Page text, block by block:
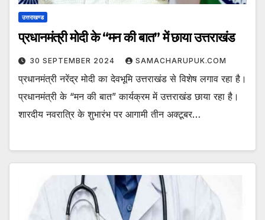
उत्तराखण्ड
प्रधानमंत्री मोदी के “मन की बात” में छाया उत्तराखंड
30 SEPTEMBER 2024 SAMACHARUPUK.COM
प्रधानमंत्री नरेंद्र मोदी का देवभूमि उत्तराखंड से विशेष लगाव रहा है।
प्रधानमंत्री के “मन की बात” कार्यक्रम में उत्तराखंड छाया रहा है।
शारदीय नवरात्रि के शुभारंभ पर आगामी तीन अक्टूबर…